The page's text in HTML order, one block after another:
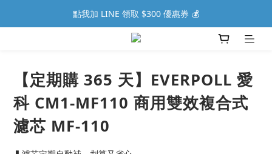
點我加 LINE 領取 $300 優惠券 💰
【定期購 365 天】EVERPOLL 愛
科 CM1-MF110 商用雙效複合式
濾芯 MF-110